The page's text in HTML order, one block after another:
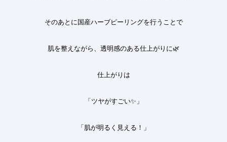
そのあとに国産ハーブピーリングを行うことで
肌を整えながら、透明感のある仕上がりに🌿
仕上がりは
「ツヤがすごい✨ 」
「肌が明るく見える！」